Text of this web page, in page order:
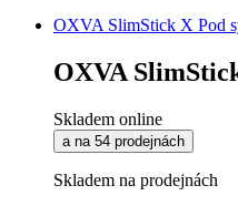
OXVA SlimStick X Pod
OXVA
Skladem online
a na 54 prodejnách
Skladem na prodejnách